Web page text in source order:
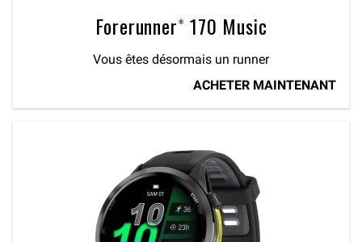
Forerunner® 170 Music
Vous êtes désormais un runner
ACHETER MAINTENANT